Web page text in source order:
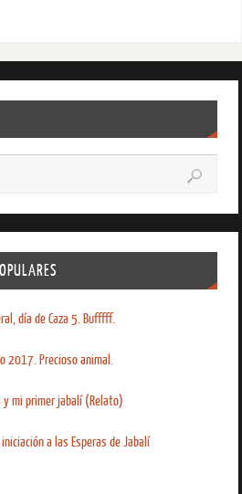
día de Caza 5. Bufffff.
2017. Precioso animal.
y mi primer jabalí (Relato)
a las Esperas de Jabalí